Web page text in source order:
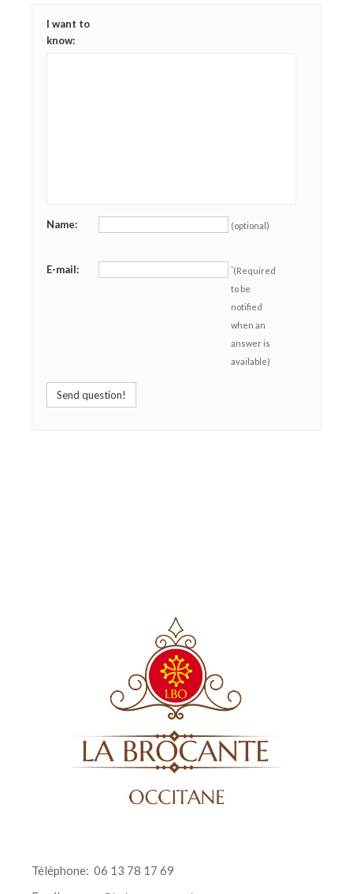
I want to
know:
Name: (optional)
E-mail: *(Required
to be
notified
when an
answer is
available)
Send question!
Téléphone: 06 13 78 17 69